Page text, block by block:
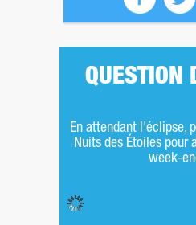
QUESTION
En attendant l'éclipse,
Nuits des Étoiles pour
week-